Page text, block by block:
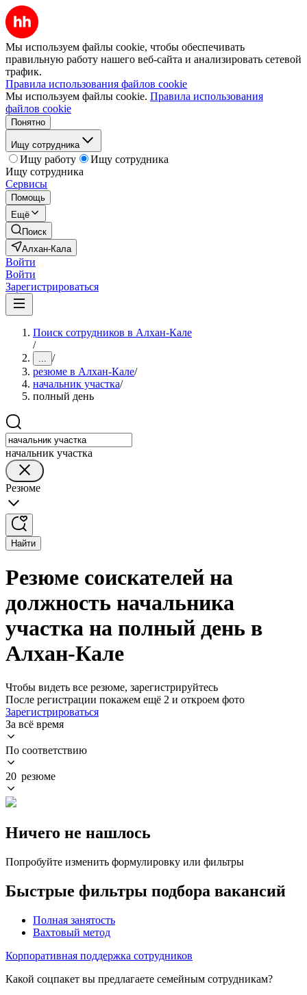
Мы используем файлы cookie, чтобы обеспечивать
правильную работу нашего веб-сайта и анализировать сетевой
трафик.
Правила использования файлов cookie
Мы используем файлы cookie. Правила использования
файлов cookie
Понятно
Ищу сотрудника
Ищу работу
Ищу сотрудника
Ищу сотрудника
Сервисы
Помощь
Ещё
Поиск
Алхан-Кала
Войти
Войти
Зарегистрироваться
Поиск сотрудников в Алхан-Кале
/
... /
резюме в Алхан-Кале/
начальник участка/
полный день
начальник участка
Резюме
Найти
Резюме соискателей на
должность начальника
участка на полный день в
Алхан-Кале
Чтобы видеть все резюме, зарегистрируйтесь
После регистрации покажем ещё 2 и откроем фото
Зарегистрироваться
За всё время
По соответствию
20 резюме
Ничего не нашлось
Попробуйте изменить формулировку или фильтры
Быстрые фильтры подбора вакансий
Полная занятость
Вахтовый метод
Корпоративная поддержка сотрудников
Какой соцпакет вы предлагаете семейным сотрудникам?